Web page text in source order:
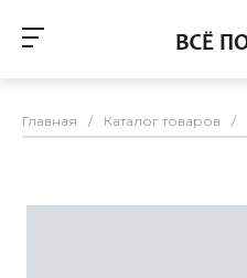
Главная / Каталог товаров /